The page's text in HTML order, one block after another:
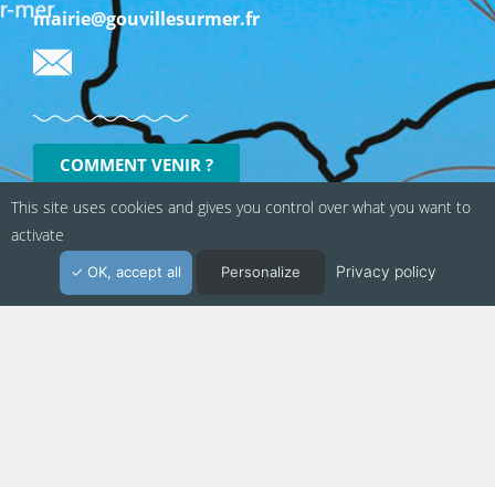
mairie@gouvillesurmer.fr
COMMENT VENIR ?
This site uses cookies and gives you control over what you want to
activate
OK, accept all Personalize Privacy policy